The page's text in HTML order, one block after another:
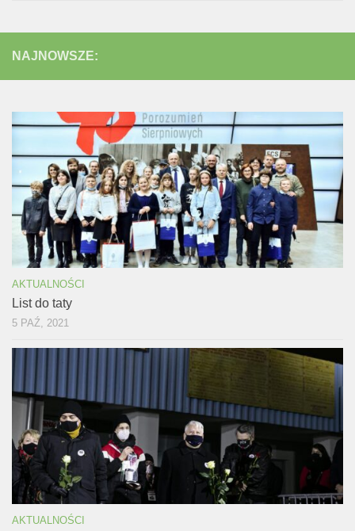
NAJNOWSZE:
AKTUALNOŚCI
List do taty
5 PAŹ, 2021
AKTUALNOŚCI